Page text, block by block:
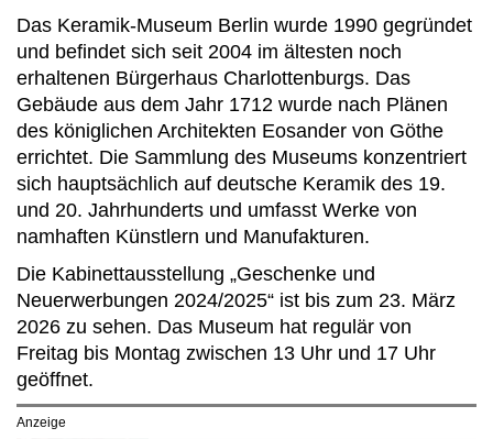
Das Keramik-Museum Berlin wurde 1990 gegründet
und befindet sich seit 2004 im ältesten noch
erhaltenen Bürgerhaus Charlottenburgs. Das
Gebäude aus dem Jahr 1712 wurde nach Plänen
des königlichen Architekten Eosander von Göthe
errichtet. Die Sammlung des Museums konzentriert
sich hauptsächlich auf deutsche Keramik des 19.
und 20. Jahrhunderts und umfasst Werke von
namhaften Künstlern und Manufakturen.
Die Kabinettausstellung „Geschenke und
Neuerwerbungen 2024/2025“ ist bis zum 23. März
2026 zu sehen. Das Museum hat regulär von
Freitag bis Montag zwischen 13 Uhr und 17 Uhr
geöffnet.
Anzeige